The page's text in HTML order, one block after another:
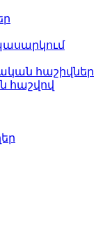
հաշիվներ
հաշվով